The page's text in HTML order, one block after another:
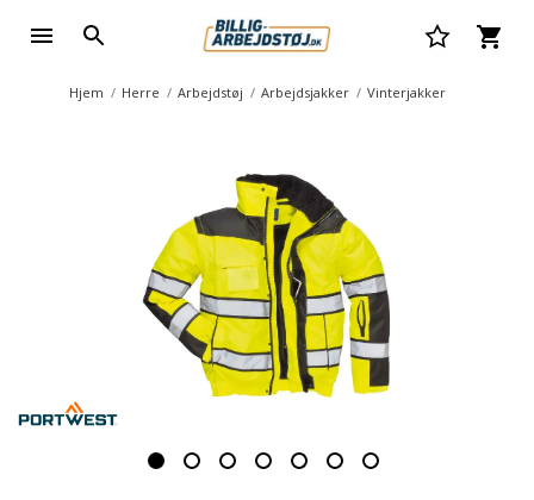
Hjem Herre Arbejdstøj Arbejdsjakker Vinterjakker